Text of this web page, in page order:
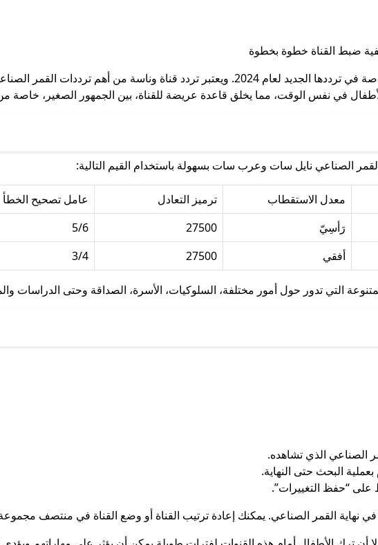
يبحث الكثير من الأطفال والأهالي عن قناة وناسة، خاصة في ترددها الجديد لعام 2024. ويعتبر تردد قناة
في نفس الوقت، مما يخلق قاعدة عريضة للقناة، بين الجمهور الصغير،
الصناعي نايل سات وعرب سات بسهولة باستخدام القيم التالية:
معدل الاستقطاب ترميز التعادل عامل تصحيح الخطأ
رَأسِيّ 27500
5/6
أفقي 27500
3/4
التي تدور حول أمور مختلفة، السلوكيات، الأسرة، الصداقة وحتى الدراسات
الصناعي الذي تشاهده.
البحث حتى النهاية.
على “حفظ التغييرات”.
في نهاية القمر الصناعي. يمكنك إعادة ترتيب القناة أو وضع القناة في منتصف